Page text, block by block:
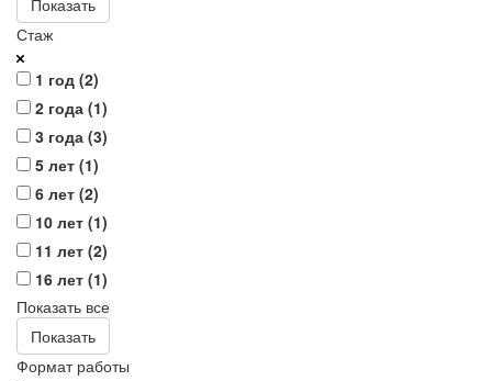
Показать
Стаж
1 год (2)
2 года (1)
3 года (3)
5 лет (1)
6 лет (2)
10 лет (1)
11 лет (2)
16 лет (1)
Показать все
Показать
Формат работы